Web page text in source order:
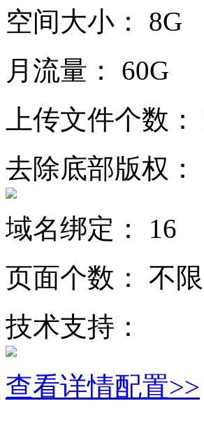
空间大小：
8G
月流量：
60G
上传文件个数：
去除底部版权：
域名绑定：
16
页面个数：
不限
技术支持：
查看详情配置>>